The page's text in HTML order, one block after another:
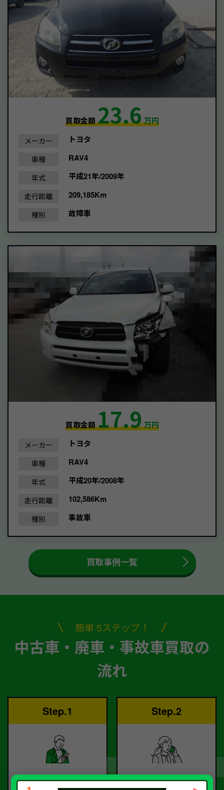
買取金額23.6万円
メーカー トヨタ
車種 RAV4
年式 平成21年/2009年
走行距離 209,185Km
種別 故障車
買取金額17.9万円
メーカー トヨタ
車種 RAV4
年式 平成20年/2008年
走行距離 102,586Km
種別 事故車
買取事例一覧
簡単 5ステップ！
中古車・廃車・事故車買取の
流れ
Step.1
ご依頼
Step.2
査定